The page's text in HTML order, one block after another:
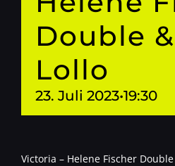
Double
Lollo
23. Juli 2023•19:30
Victoria – Helene Fischer